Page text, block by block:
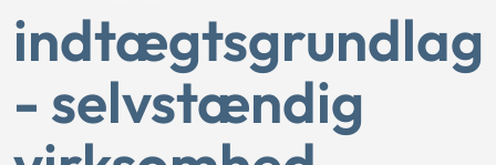
indtægtsgrundlag
- selvstændig